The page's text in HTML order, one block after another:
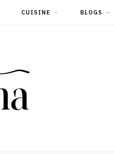
CUISINE BLOGS